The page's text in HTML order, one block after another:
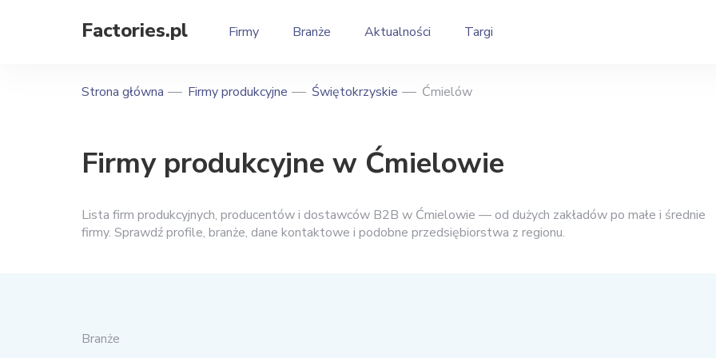
Factories.pl Firmy Branże Aktualności Targi
Strona główna Firmy produkcyjne Świętokrzyskie Ćmielów
Firmy produkcyjne w Ćmielowie
Lista firm produkcyjnych, producentów i dostawców B2B w Ćmielowie — od dużych zakładów po małe i średnie
firmy. Sprawdź profile, branże, dane kontaktowe i podobne przedsiębiorstwa z regionu.
Branże